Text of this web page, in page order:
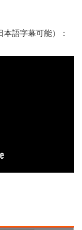
語字幕可能）：